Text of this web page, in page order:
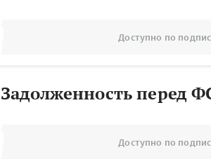
Доступно по
Задолженность перед
Доступно по